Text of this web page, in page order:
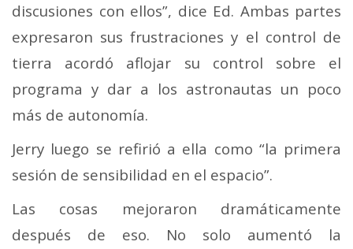
discusiones con ellos”, dice Ed. Ambas partes
expresaron sus frustraciones y el control de
tierra acordó aflojar su control sobre el
programa y dar a los astronautas un poco
más de autonomía.
Jerry luego se refirió a ella como “la primera
sesión de sensibilidad en el espacio”.
Las cosas mejoraron dramáticamente
después de eso. No solo aumentó la